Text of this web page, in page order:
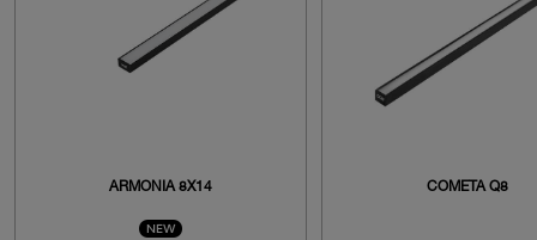
ARMONIA 8X14
NEW
COMETA Q8